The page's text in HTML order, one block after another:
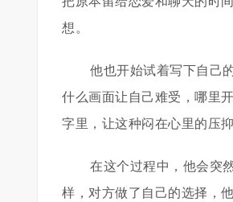
想。
他也开始试着写下自己
什么画面让自己难受，哪里
字里，让这种闷在心里的压
在这个过程中，他会突
样，对方做了自己的选择，